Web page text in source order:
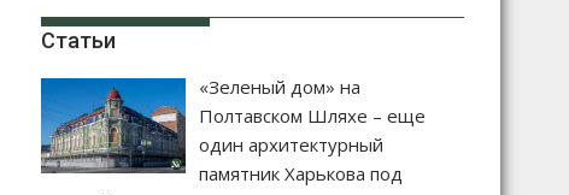
Статьи
«Зеленый дом» на
Полтавском Шляхе – еще
один архитектурный
памятник Харькова под